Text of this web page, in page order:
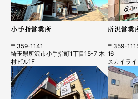
小手指営業所
〒359-1141
埼玉県所沢市小手指町1丁目15-7 木
村ビル1F
所沢営業
〒359-
16
スカイラ